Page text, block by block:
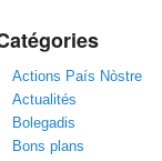
Actions País Nòstre
Actualités
Bolegadis
Bons plans